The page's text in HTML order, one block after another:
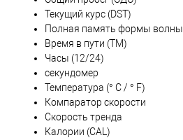
Текущий курс (DST)
Полная память формы волны
Время в пути (ТМ)
Часы (12/24)
секундомер
Температура (° C / ° F)
Компаратор скорости
Скорость тренда
Калории (CAL)